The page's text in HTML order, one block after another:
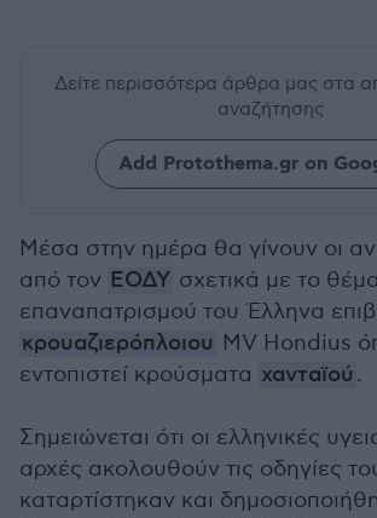
Δείτε περισσότερα άρθρα μας στα
αναζήτησης
Add Protothema.gr on
Μέσα στην ημέρα θα γίνουν οι
από τον ΕΟΔΥ σχετικά με το
επαναπατρισμού του Έλληνα
κρουαζιερόπλοιου MV Hondius
εντοπιστεί κρούσματα χανταϊού .
Σημειώνεται ότι οι ελληνικές
αρχές ακολουθούν τις οδηγίες
καταρτίστηκαν και